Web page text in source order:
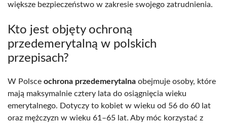
większe bezpieczeństwo w zakresie swojego zatrudnienia.
Kto jest objęty ochroną
przedemerytalną w polskich
przepisach?
W Polsce ochrona przedemerytalna obejmuje osoby, które
mają maksymalnie cztery lata do osiągnięcia wieku
emerytalnego. Dotyczy to kobiet w wieku od 56 do 60 lat
oraz mężczyzn w wieku 61–65 lat. Aby móc korzystać z